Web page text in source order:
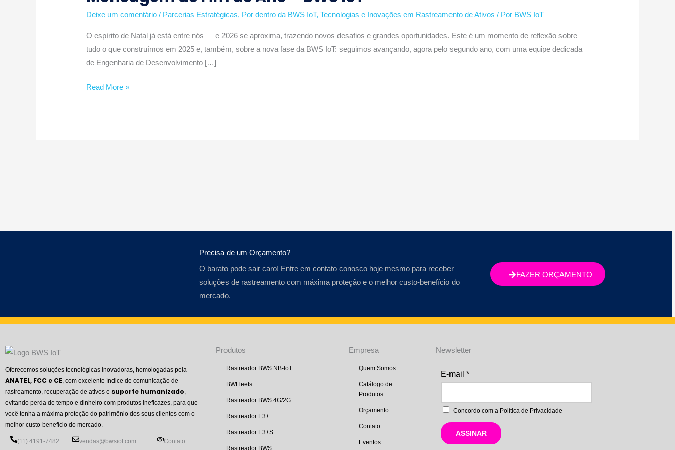
Deixe um comentário / Parcerias Estratégicas, Por dentro da BWS IoT,Tecnologias e Inovações em Rastreamento de Ativos / Por BWS IoT
O espírito de Natal já está entre nós — e 2026 se aproxima, trazendo novos desafios e grandes oportunidades. Este é um momento de reflexão sobre
tudo o que construímos em 2025 e, também, sobre a nova fase da BWS IoT: seguimos avançando, agora pelo segundo ano, com uma equipe dedicada
de Engenharia de Desenvolvimento […]
de
–
BWS
IoT
Read More »
Precisa de um Orçamento?
O barato pode sair caro! Entre em contato conosco hoje mesmo para receber
soluções de rastreamento com máxima proteção e o melhor custo-benefício do
mercado.
FAZER ORÇAMENTO
Oferecemos soluções tecnológicas inovadoras, homologadas pela
ANATEL, FCC e CE , com excelente índice de comunicação de
rastreamento, recuperação de ativos e suporte humanizado
evitando perda de tempo e dinheiro com produtos ineficazes, para que
você tenha a máxima proteção do patrimônio dos seus clientes com o
melhor custo-benefício do mercado.
(11) 4191-7482 vendas@bwsiot.com Contato
Produtos
Rastreador BWS NB-IoT
BWFleets
Rastreador BWS 4G/2G
Rastreador E3+
Rastreador E3+S
Rastreador BWS
Empresa
Quem Somos
Catálogo de
Produtos
Orçamento
Contato
Eventos
Newsletter